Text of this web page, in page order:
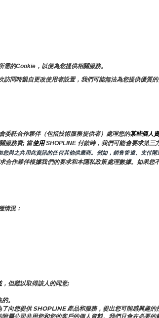
的Cookie，以便為您提供相關服務。
問時親自更改使用者設置，我們可能無法為您提供優質
委託合作夥伴（包括技術服務提供者）處理您的某些個人
服務費; 當使用 SHOPLINE 付款時，我們可能會要求第三
您與之共用此資訊的任何其他供應商。例如，銷售管道、支付
合作夥伴根據我們的要求和本隱私政策處理數據。如果
情況：
，但難以取得該人的同意;
。
向您提供 SHOPLINE 產品和服務，提出您可能感興趣的
屬公司共用您和您的客戶的個人資料。我們只會在必要